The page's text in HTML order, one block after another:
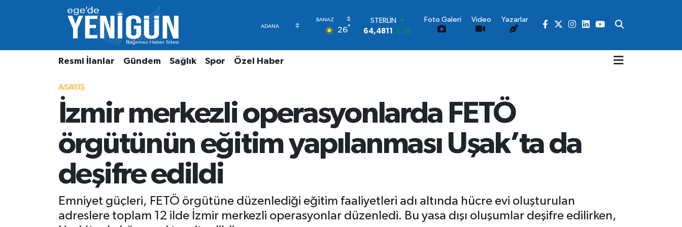
26°
STERLİN
64,4811
0.38
6660.55 0.03
47,7436
0.18
55,2510 0.32
Foto Galeri Video Yazarlar
Resmi İlanlar Gündem Sağlık Spor Özel Haber
ASAYIŞ
İzmir merkezli operasyonlarda FETÖ
örgütünün eğitim yapılanması Uşak’ta da
deşifre edildi
Emniyet güçleri, FETÖ örgütüne düzenlediği eğitim faaliyetleri adı altında hücre evi oluşturulan
adreslere toplam 12 ilde İzmir merkezli operasyonlar düzenledi. Bu yasa dışı oluşumlar deşifre edilirken,
Resmi İlanlar
Gündem
Özel Haber
Beyoğlu Nöbetçi Eczaneler
Beyoğlu Hava Durumu
Beyoğlu Trafik Yoğunluk Haritası
Süper Lig Puan Durumu ve Fikstür
Tüm Manşetler
Son Dakika Haberleri